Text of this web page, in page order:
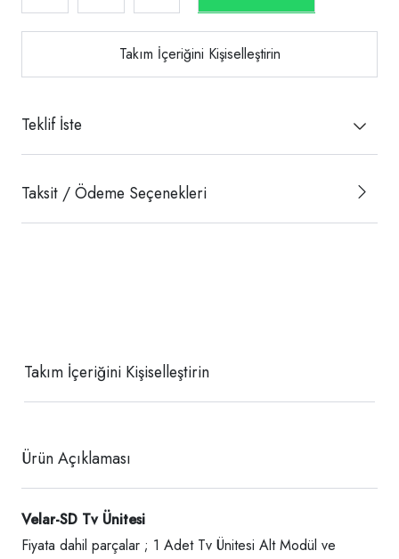
Takım İçeriğini Kişiselleştirin
Teklif İste
Taksit / Ödeme Seçenekleri
Takım İçeriğini Kişiselleştirin
Ürün Açıklaması
Velar-SD Tv Ünitesi
Fiyata dahil parçalar ; 1 Adet Tv Ünitesi Alt Modül ve